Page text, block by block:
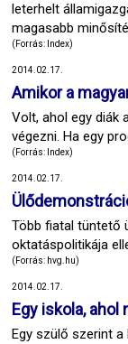
leterhelt
magasabb
(Forrás: Index)
2014.02.17.
Amikor a
Volt, ahol egy diák
végezni. Ha egy
(Forrás: Index)
2014.02.17.
Több fiatal tüntető
oktatáspolitikája
(Forrás: hvg.hu)
2014.02.17.
Egy iskola,
Egy szülő szerint